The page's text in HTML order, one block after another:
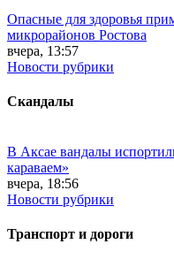
Опасные для здоровья
микрорайонов Ростова
вчера, 13:57
Новости рубрики
Скандалы
В Аксае вандалы
караваем»
вчера, 18:56
Новости рубрики
Транспорт и дороги